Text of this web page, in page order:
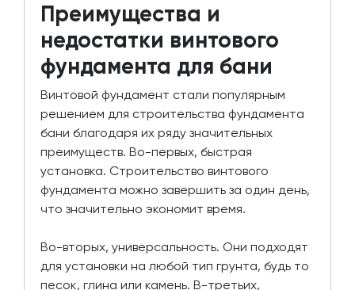
Преимущества и
недостатки винтового
фундамента для бани
Винтовой фундамент стали популярным
решением для строительства фундамента
бани благодаря их ряду значительных
преимуществ. Во-первых, быстрая
установка. Строительство винтового
фундамента можно завершить за один день,
что значительно экономит время.
Во-вторых, универсальность. Они подходят
для установки на любой тип грунта, будь то
песок, глина или камень. В-третьих,